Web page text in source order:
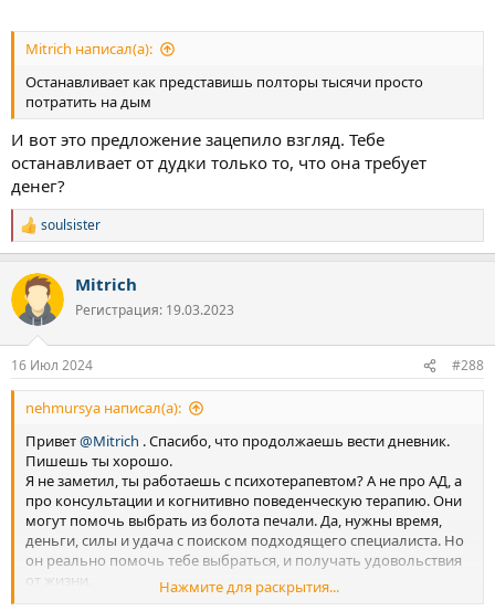
Mitrich написал(а):
Останавливает как представишь полторы тысячи просто
потратить на дым
И вот это предложение зацепило взгляд. Тебе
останавливает от дудки только то, что она требует
денег?
Р
е
к
ц
и
soulsister
Mitrich
Регистрация: 19.03.2023
16 Июл 2024 #288
nehmursya написал(а):
Привет@Mitrich . Спасибо, что продолжаешь вести дневник.
Пишешь ты хорошо.
Я не заметил, ты работаешь с психотерапевтом? А не про АД, а
про консультации и когнитивно поведенческую терапию. Они
могут помочь выбрать из болота печали. Да, нужны время,
деньги, силы и удача с поиском подходящего специалиста. Но
он реально помочь тебе выбраться, и получать удовольствия
от жизни.
Нажмите для раскрытия...